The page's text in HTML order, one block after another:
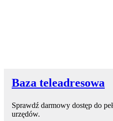
Baza teleadresowa
Sprawdź darmowy dostęp do
urzędów.